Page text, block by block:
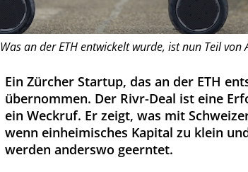
Was an der ETH entwickelt wurde, ist nun Teil
Ein Zürcher Startup, das an der ETH
übernommen. Der Rivr-Deal ist eine
ein Weckruf. Er zeigt, was mit
wenn einheimisches Kapital zu klein
werden anderswo geerntet.